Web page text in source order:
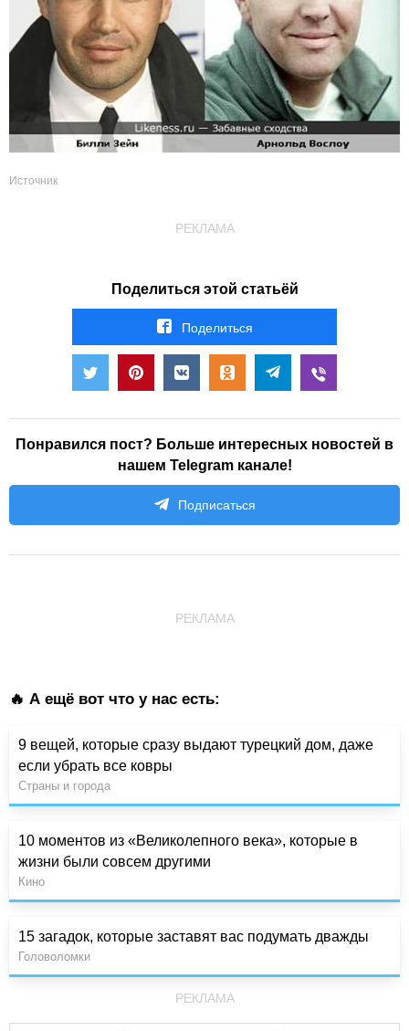
Источник
РЕКЛАМА
Поделиться этой статьёй
Поделиться
Понравился пост? Больше интересных новостей в
нашем Telegram канале!
Подписаться
РЕКЛАМА
🔥 А ещё вот что у нас есть:
9 вещей, которые сразу выдают турецкий дом, даже
если убрать все ковры
Страны и города
10 моментов из «Великолепного века», которые в
жизни были совсем другими
Кино
15 загадок, которые заставят вас подумать дважды
Головоломки
РЕКЛАМА